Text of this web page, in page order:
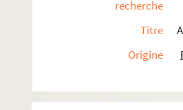
recherche
Titre
Origine
FSE-003617. Voyages
Avec des personnalités
FSE-003618.
FSE-003620. Auriol,